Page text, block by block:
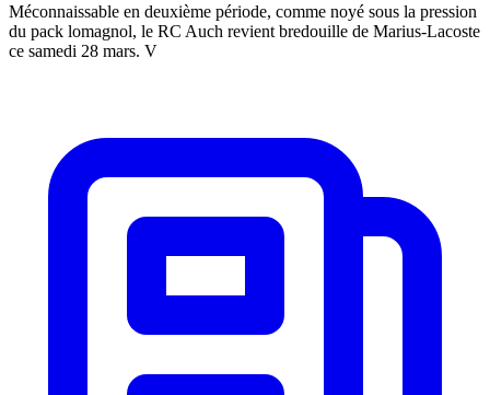
Méconnaissable en deuxième période, comme noyé sous la pression
du pack lomagnol, le RC Auch revient bredouille de Marius-Lacoste
ce samedi 28 mars. V